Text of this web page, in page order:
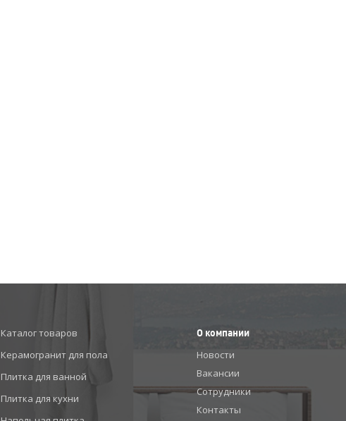
Каталог товаров
Керамогранит для пола
Плитка для ванной
Плитка для кухни
О компании
Новости
Вакансии
Сотрудники
Контакты